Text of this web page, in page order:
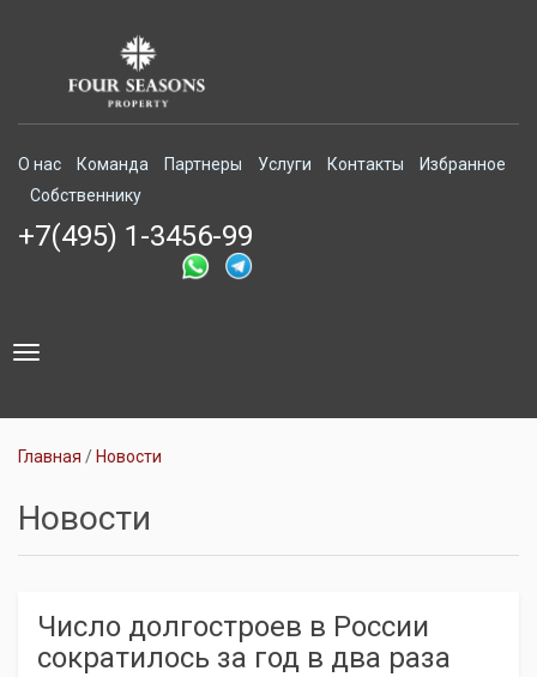
О нас Команда Партнеры Услуги Контакты
Избранное
Собственнику
+7(495) 1-3456-99
Toggle
Главная Новости
Новости
Число долгостроев в России
сократилось за год в два раза